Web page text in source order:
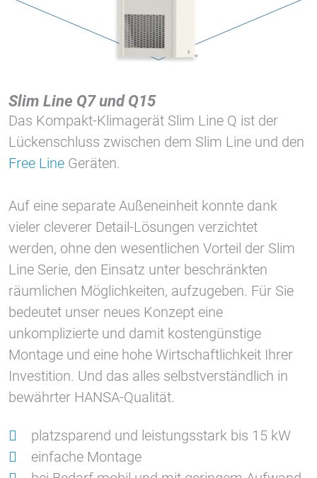
Slim Line Q7 und Q15
Das Kompakt-Klimagerät Slim Line Q ist der
Lückenschluss zwischen dem Slim Line und den
Free Line Geräten.
Auf eine separate Außeneinheit konnte dank
vieler cleverer Detail-Lösungen verzichtet
werden, ohne den wesentlichen Vorteil der Slim
Line Serie, den Einsatz unter beschränkten
räumlichen Möglichkeiten, aufzugeben. Für Sie
bedeutet unser neues Konzept eine
unkomplizierte und damit kostengünstige
Montage und eine hohe Wirtschaftlichkeit Ihrer
Investition. Und das alles selbstverständlich in
bewährter HANSA-Qualität.
platzsparend und leistungsstark bis 15 kW
einfache Montage